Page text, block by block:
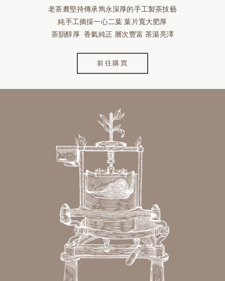
老茶農堅持傳承雋永深厚的手工製茶技藝
純手工摘採一心二葉 葉片寬大肥厚
茶韻醇厚 香氣純正 層次豐富 茶湯亮澤
前往購買